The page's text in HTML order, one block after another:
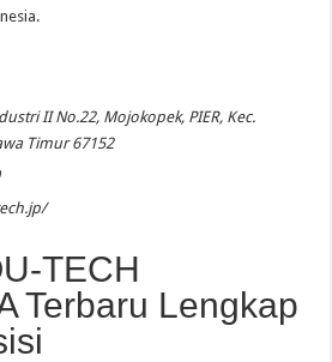
II No.22, Mojokopek, PIER, Kec.
Timur 67152
TECH
Terbaru Lengkap